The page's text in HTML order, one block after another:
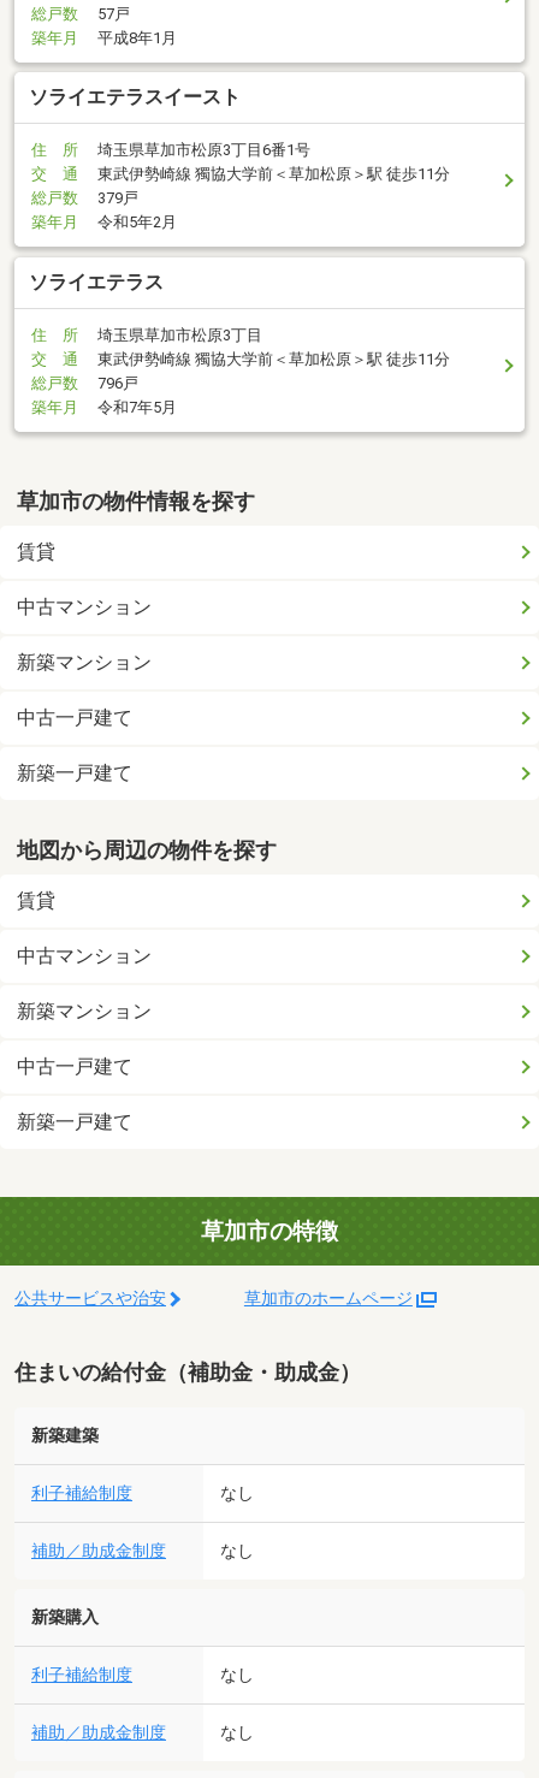
総戸数
57戸
築年月
平成8年1月
ソライエテラスイースト
住 所
埼玉県草加市松原3丁目6番1号
交 通
東武伊勢崎線 獨協大学前＜草加松原＞駅 徒歩11分
総戸数
379戸
築年月
令和5年2月
ソライエテラス
住 所
埼玉県草加市松原3丁目
交 通
東武伊勢崎線 獨協大学前＜草加松原＞駅 徒歩11分
総戸数
796戸
築年月
令和7年5月
草加市の物件情報を探す
賃貸
中古マンション
新築マンション
中古一戸建て
新築一戸建て
地図から周辺の物件を探す
賃貸
中古マンション
新築マンション
中古一戸建て
新築一戸建て
草加市の特徴
公共サービスや治安 草加市のホームページ
住まいの給付金（補助金・助成金）
新築建築
利子補給制度 なし
補助／助成金制度 なし
新築購入
利子補給制度 なし
補助／助成金制度 なし